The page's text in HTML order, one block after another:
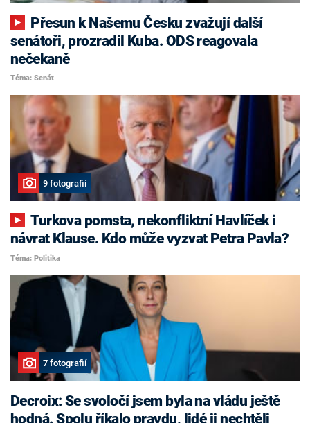
senátoři, prozradil Kuba. ODS reagovala
nečekaně
Téma: Senát
9 fotografií
Turkova pomsta, nekonfliktní Havlíček i
návrat Klause. Kdo může vyzvat Petra Pavla?
Téma: Politika
7 fotografií
Decroix: Se svoločí jsem byla na vládu ještě
hodná. Spolu říkalo pravdu, lidé ji nechtěli